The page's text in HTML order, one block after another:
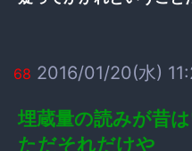
68 2016/01/20(水)
埋蔵量の読みが昔
ただそれだけや